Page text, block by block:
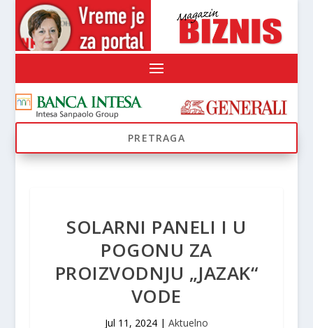
SOLARNI PANELI I U
POGONU ZA
PROIZVODNJU „JAZAK“
VODE
Jul 11, 2024| Aktuelno